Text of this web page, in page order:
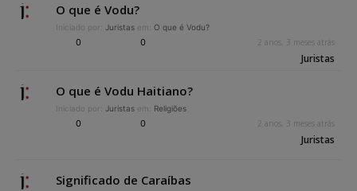
O que é Vodu?
Iniciado por: Juristas em: O que é Vodu?
0 0 2 anos, 3 meses atrás
Juristas
O que é Vodu Haitiano?
Iniciado por: Juristas em: Religiões
0 0 2 anos, 3 meses atrás
Juristas
Significado de Caraíbas